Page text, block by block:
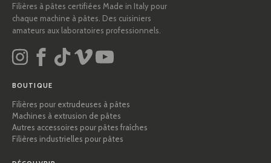
Filières à pâtes certifiées Made in Italy pour
chaque machine à pâtes. Des cuisiniers
amateurs aux laboratoires professionnels.
BOUTIQUE
Filières pour extrudeuses à pâtes
Machines à extrusion de pâtes
Autres accessoires pour pâtes fraîches
Filières industrielles pour pâtes